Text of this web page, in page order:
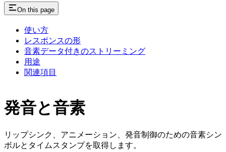
On this page
使い方
レスポンスの形
音素データ付きのストリーミング
用途
関連項目
発音と音素
リップシンク、アニメーション、発音制御のための音素シン
ボルとタイムスタンプを取得します。